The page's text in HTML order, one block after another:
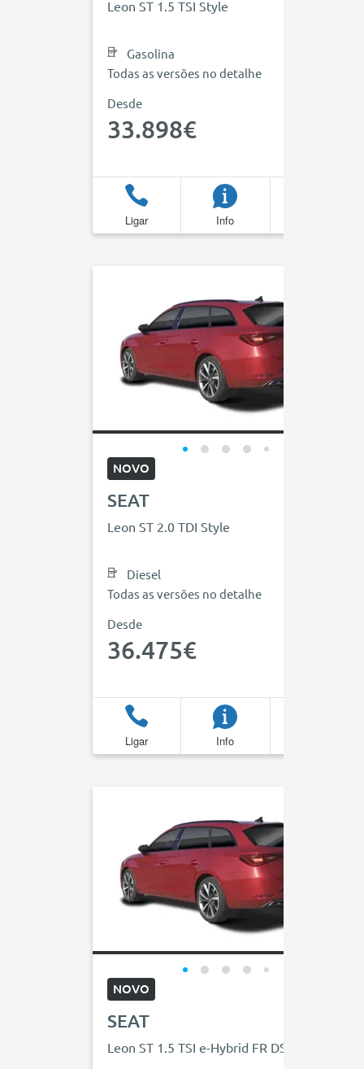
Leon ST 1.5 TSI Style
Gasolina
Todas as versões no detalhe
Desde
33.898€
Ligar Info
NOVO
SEAT
Leon ST 2.0 TDI Style
Diesel
Todas as versões no detalhe
Desde
36.475€
Ligar Info
NOVO
SEAT
Leon ST 1.5 TSI e-Hybrid FR DSG